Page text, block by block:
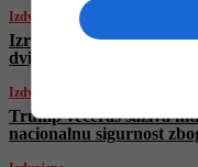
Izdvojeno
Izraelci poručili Trumpu
dvije sedmice, Vance ih
Izdvojeno
Trump večeras saziva
nacionalnu sigurnost